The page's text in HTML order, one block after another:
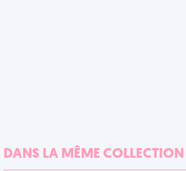
DANS LA MÊME COLLECTION